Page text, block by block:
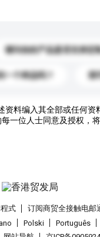
请问你的产品是否支持定
一个样品吗？ 我
资料编入其全部或任何
一位人士同意及授权，
式 订阅商贸全接触电邮
Polski Português